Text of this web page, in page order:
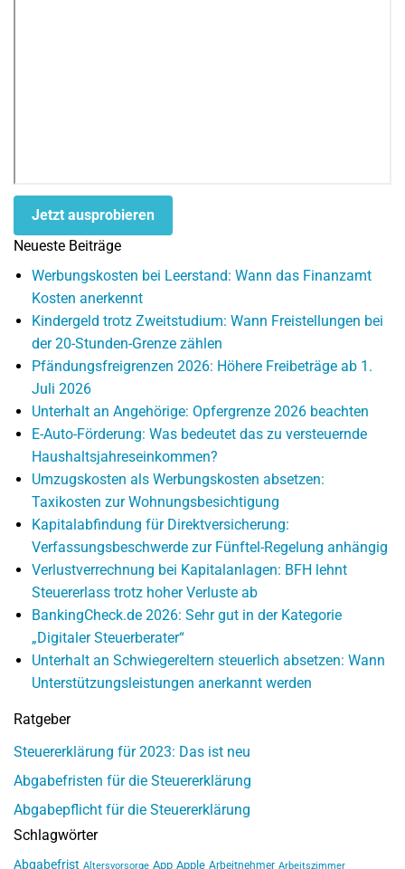
Jetzt ausprobieren
Neueste Beiträge
Werbungskosten bei Leerstand: Wann das Finanzamt
Kosten anerkennt
Kindergeld trotz Zweitstudium: Wann Freistellungen bei
der 20-Stunden-Grenze zählen
Pfändungsfreigrenzen 2026: Höhere Freibeträge ab 1.
Juli 2026
Unterhalt an Angehörige: Opfergrenze 2026 beachten
E-Auto-Förderung: Was bedeutet das zu versteuernde
Haushaltsjahreseinkommen?
Umzugskosten als Werbungskosten absetzen:
Taxikosten zur Wohnungsbesichtigung
Kapitalabfindung für Direktversicherung:
Verfassungsbeschwerde zur Fünftel-Regelung anhängig
Verlustverrechnung bei Kapitalanlagen: BFH lehnt
Steuererlass trotz hoher Verluste ab
BankingCheck.de 2026: Sehr gut in der Kategorie
„Digitaler Steuerberater“
Unterhalt an Schwiegereltern steuerlich absetzen: Wann
Unterstützungsleistungen anerkannt werden
Ratgeber
Steuererklärung für 2023: Das ist neu
Abgabefristen für die Steuererklärung
Abgabepflicht für die Steuererklärung
Schlagwörter
Abgabefrist Altersvorsorge App Apple Arbeitnehmer Arbeitszimmer